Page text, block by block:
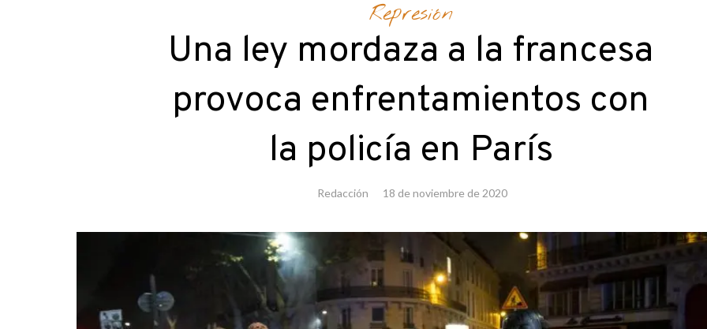
Represión
Una ley mordaza a la francesa
provoca enfrentamientos con
la policía en París
Redacción 18 de noviembre de 2020